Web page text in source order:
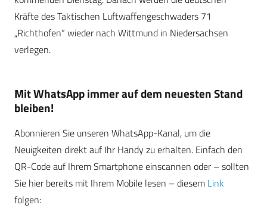
Kräfte des Taktischen Luftwaffengeschwaders 71
„Richthofen“ wieder nach Wittmund in Niedersachsen
verlegen.
Mit WhatsApp immer auf dem neuesten Stand
bleiben!
Abonnieren Sie unseren WhatsApp-Kanal, um die
Neuigkeiten direkt auf Ihr Handy zu erhalten. Einfach den
QR-Code auf Ihrem Smartphone einscannen oder – sollten
Sie hier bereits mit Ihrem Mobile lesen – diesem Link
folgen: